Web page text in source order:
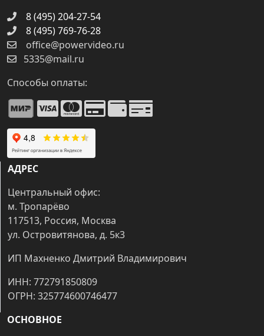
8 (495) 204-27-54
8 (495) 769-76-28
office@powervideo.ru
5335@mail.ru
Способы оплаты:
АДРЕС
Центральный офис:
м. Тропарёво
117513, Россия, Москва
ул. Островитянова, д. 5к3
ИП Махненко Дмитрий Владимирович
ИНН: 772791850809
ОГРН: 325774600746477
ОСНОВНОЕ